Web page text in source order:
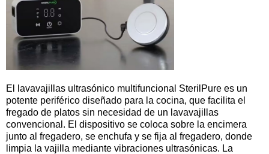
El lavavajillas ultrasónico multifuncional SterilPure es un
potente periférico diseñado para la cocina, que facilita el
fregado de platos sin necesidad de un lavavajillas
convencional. El dispositivo se coloca sobre la encimera
junto al fregadero, se enchufa y se fija al fregadero, donde
limpia la vajilla mediante vibraciones ultrasónicas. La